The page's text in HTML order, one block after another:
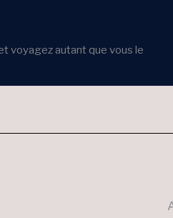
voyagez autant que vous le